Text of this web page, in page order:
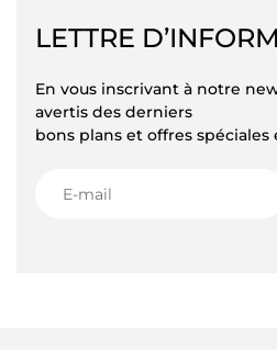
LETTRE
En vous inscrivant à notre
avertis des derniers
bons plans et offres spéciales